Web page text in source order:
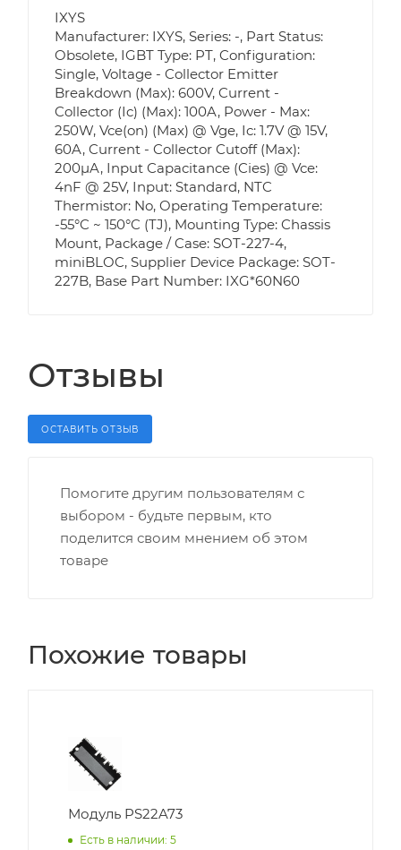
IXYS
Manufacturer: IXYS, Series: -, Part Status:
Obsolete, IGBT Type: PT, Configuration:
Single, Voltage - Collector Emitter
Breakdown (Max): 600V, Current -
Collector (Ic) (Max): 100A, Power - Max:
250W, Vce(on) (Max) @ Vge, Ic: 1.7V @ 15V,
60A, Current - Collector Cutoff (Max):
200µA, Input Capacitance (Cies) @ Vce:
4nF @ 25V, Input: Standard, NTC
Thermistor: No, Operating Temperature:
-55°C ~ 150°C (TJ), Mounting Type: Chassis
Mount, Package / Case: SOT-227-4,
miniBLOC, Supplier Device Package: SOT-
227B, Base Part Number: IXG*60N60
Отзывы
ОСТАВИТЬ ОТЗЫВ
Помогите другим пользователям с
выбором - будьте первым, кто
поделится своим мнением об этом
товаре
Похожие товары
Модуль PS22A73
Есть в наличии: 5